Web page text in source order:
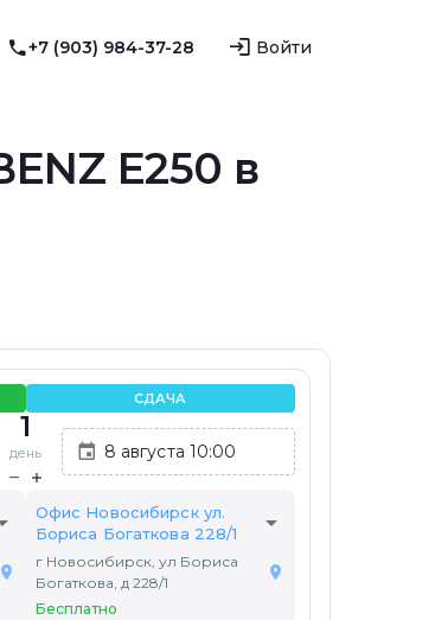
+7 (903) 984-37-28 Войти
E250 в
СДАЧА
1
день
Офис Новосибирск ул.
Бориса Богаткова 228/1
arrow_drop_down
г Новосибирск, ул Бориса
Богаткова, д 228/1
Бесплатно